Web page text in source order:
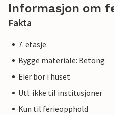
Informasjon om
Fakta
7. etasje
Bygge materiale: Betong
Eier bor i huset
Utl. ikke til institusjoner
Kun til ferieopphold